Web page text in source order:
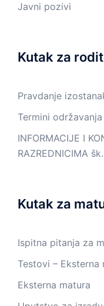
Javni pozivi
Kutak za
Pravdanje
Termini
INFORMACIJE I
RAZREDNICIMA
Kutak za
Ispitna pitanja za
Testovi – Eksterna
Eksterna matura